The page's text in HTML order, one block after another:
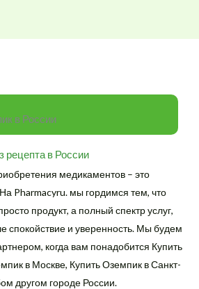
рецепта в России
медикаментов – это
Pharmacyru. мы гордимся тем, что
продукт, а полный спектр услуг,
спокойствие и уверенность. Мы будем
когда вам понадобится Купить
в Москве, Купить Оземпик в Санкт-
другом городе России.